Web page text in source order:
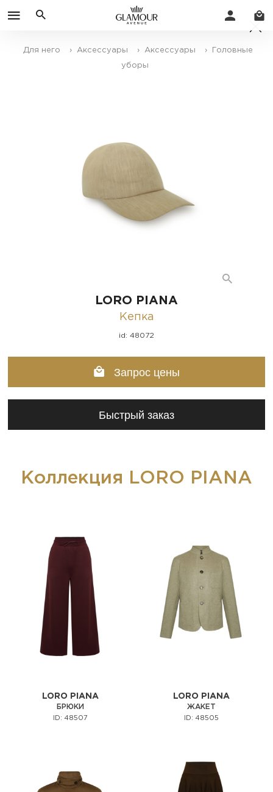
Для него › Аксессуары › Аксессуары › Головные
уборы
LORO PIANA
Кепка
id: 48072
Запрос цены
Быстрый заказ
Коллекция LORO PIANA
LORO PIANA
БРЮКИ
ID: 48507
LORO PIANA
ЖАКЕТ
ID: 48505